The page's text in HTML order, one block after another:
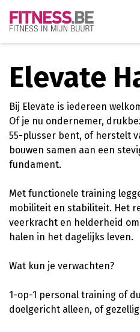
Elevate
Bij Elevate is iedereen
Of je nu ondernemer,
55-plusser bent, of herstelt
bouwen samen aan een
fundament.
Met functionele training
mobiliteit en stabiliteit. Het
veerkracht en helderheid
halen in het dagelijks leven.
Wat kun je verwachten?
1-op-1 personal training of
doelgericht alleen, of